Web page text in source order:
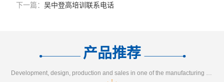
下一篇： 吴中登高培训联系电话
产品推荐
Development, design, production and sales in one of the manufacturing enterprises